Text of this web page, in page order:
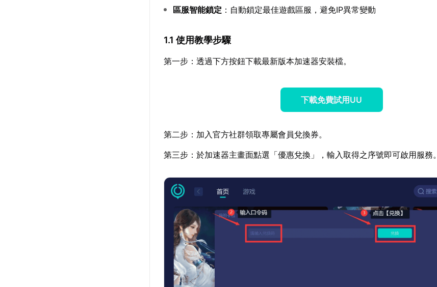
區服智能鎖定 ：自動鎖定最佳遊戲區服，避免IP異常變動
1.1 使用教學步驟
第一步：透過下方按鈕下載最新版本加速器安裝檔。
下載免費試用UU
第二步：加入官方社群領取專屬會員兌換券。
第三步：於加速器主畫面點選「優惠兌換」，輸入取得之序號即可啟用服務。